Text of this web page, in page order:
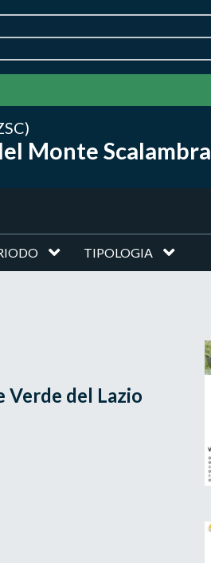
Monte Scalambra
TIPOLOGIA
Verde del Lazio